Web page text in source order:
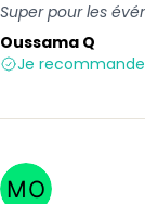
Super pour les
Oussama Q
Je